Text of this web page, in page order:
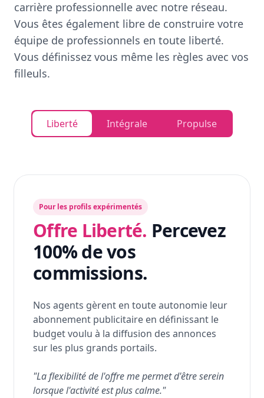
carrière professionnelle avec notre réseau.
Vous êtes également libre de construire votre
équipe de professionnels en toute liberté.
Vous définissez vous même les règles avec vos
filleuls.
Liberté Intégrale Propulse
Pour les profils expérimentés
Offre Liberté. Percevez
100% de vos
commissions.
Nos agents gèrent en toute autonomie leur
abonnement publicitaire en définissant le
budget voulu à la diffusion des annonces
sur les plus grands portails.
"La flexibilité de l'offre me permet d'être serein
lorsque l'activité est plus calme."